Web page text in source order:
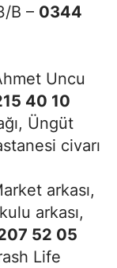
B – 0344
Uncu
40 10
Üngüt
civarı
arkası,
arkası,
52 05
Life